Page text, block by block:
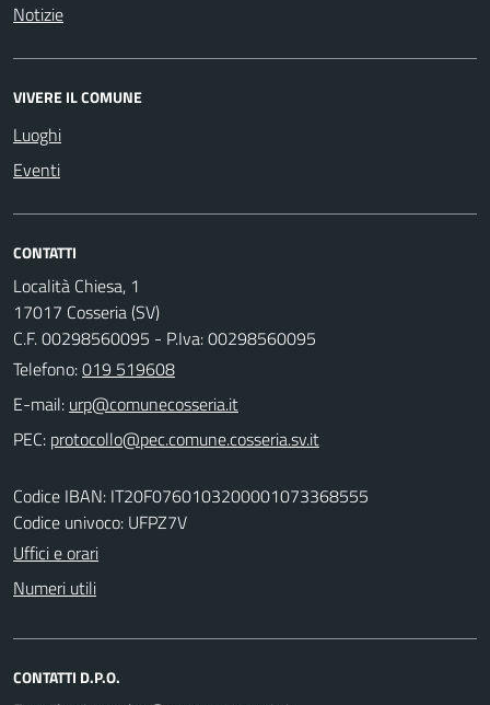
Notizie
VIVERE IL COMUNE
Luoghi
Eventi
CONTATTI
Località Chiesa, 1
17017 Cosseria (SV)
C.F. 00298560095 - P.Iva: 00298560095
Telefono:019 519608
E-mail:
PEC:
Codice IBAN: IT20F0760103200001073368555
Codice univoco: UFPZ7V
Uffici e orari
Numeri utili
CONTATTI D.P.O.